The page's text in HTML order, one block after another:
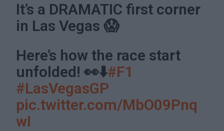
It’s a DRAMATIC first corner
in Las Vegas 😱
Here’s how the race start
unfolded! 👀⬇️#F1
#LasVegasGP
pic.twitter.com/MbO09Pnq
wI